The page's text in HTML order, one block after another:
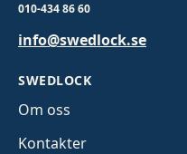
010-434 86 60
info@swedlock.se
SWEDLOCK
Om oss
Kontakter